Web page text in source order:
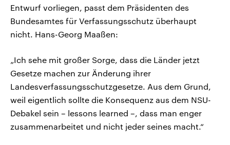
Entwurf vorliegen, passt dem Präsidenten des
Bundesamtes für Verfassungsschutz überhaupt
nicht. Hans-Georg Maaßen:
„Ich sehe mit großer Sorge, dass die Länder jetzt
Gesetze machen zur Änderung ihrer
Landesverfassungsschutzgesetze. Aus dem Grund,
weil eigentlich sollte die Konsequenz aus dem NSU-
Debakel sein – lessons learned –, dass man enger
zusammenarbeitet und nicht jeder seines macht.“